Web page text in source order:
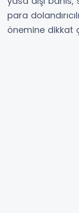
para
önemine dikkat